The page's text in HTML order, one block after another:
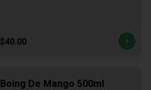
$40.00
Boing De Mango 500ml